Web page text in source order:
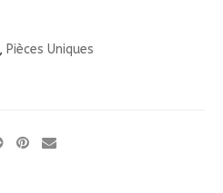
, Pièces Uniques